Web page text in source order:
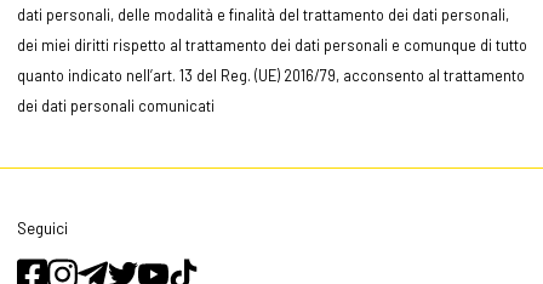
dati personali, delle modalità e finalità del trattamento dei dati personali,
dei miei diritti rispetto al trattamento dei dati personali e comunque di tutto
quanto indicato nell’art. 13 del Reg. (UE) 2016/79, acconsento al trattamento
dei dati personali comunicati
Seguici